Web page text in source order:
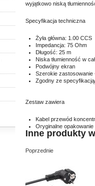
wyjątkowo niską
Specyfikacja techniczna
Żyła główna: 1.00 CCS
Impedancja: 75 Ohm
Długość: 25 m
Niska tłumienność w
Podwójny ekran
Szerokie zastosowanie
Zgodny ze
Zestaw zawiera
Kabel przewód
Oryginalne opakowanie
Inne produkty
Poprzednie